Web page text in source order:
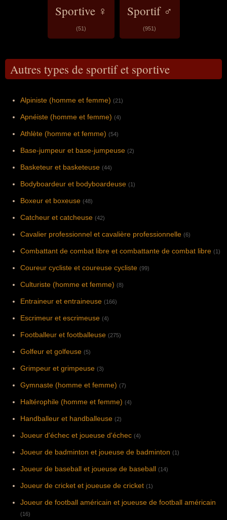
Sportive ♀
(51)
Sportif ♂
(951)
Autres types de sportif et sportive
Alpiniste (homme et femme) (21)
Apnéiste (homme et femme) (4)
Athlète (homme et femme) (54)
Base-jumpeur et base-jumpeuse (2)
Basketeur et basketeuse (44)
Bodyboardeur et bodyboardeuse (1)
Boxeur et boxeuse (48)
Catcheur et catcheuse (42)
Cavalier professionnel et cavalière professionnelle (6)
Combattant de combat libre et combattante de combat libre (1)
Coureur cycliste et coureuse cycliste (99)
Culturiste (homme et femme) (8)
Entraineur et entraineuse (166)
Escrimeur et escrimeuse (4)
Footballeur et footballeuse (275)
Golfeur et golfeuse (5)
Grimpeur et grimpeuse (3)
Gymnaste (homme et femme) (7)
Haltérophile (homme et femme) (4)
Handballeur et handballeuse (2)
Joueur d'échec et joueuse d'échec (4)
Joueur de badminton et joueuse de badminton (1)
Joueur de baseball et joueuse de baseball (14)
Joueur de cricket et joueuse de cricket (1)
Joueur de football américain et joueuse de football américain
(16)